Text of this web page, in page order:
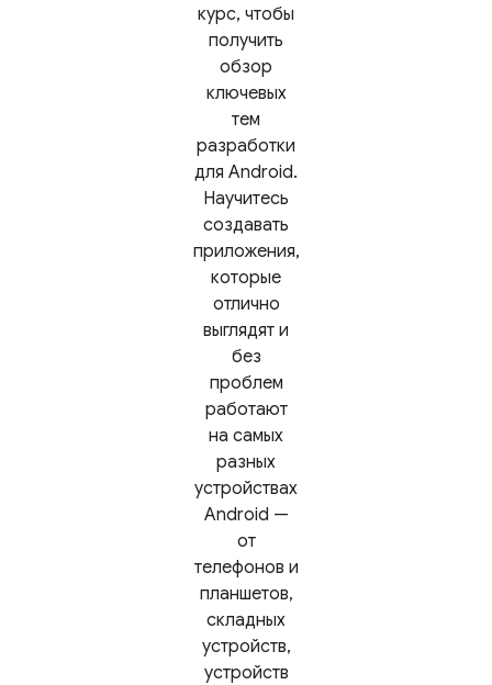
курс, чтобы
получить
обзор
ключевых
тем
разработки
для Android.
Научитесь
создавать
приложения,
которые
отлично
выглядят и
без
проблем
работают
на самых
разных
устройствах
Android —
от
телефонов и
планшетов,
складных
устройств,
устройств